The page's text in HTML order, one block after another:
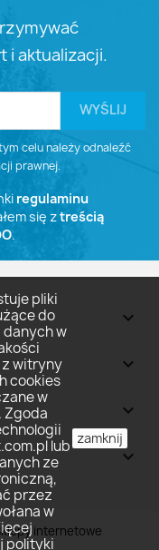
i aktualizacji.
celu należy odnaleźć
prawnej.
regulaminu
się ztreścią
.
keyboard_arrow_down



pliki
do
w
z witryny
cookies
w
Zgoda
lub
ze
przez
w
polityki
zamknij
internetowe